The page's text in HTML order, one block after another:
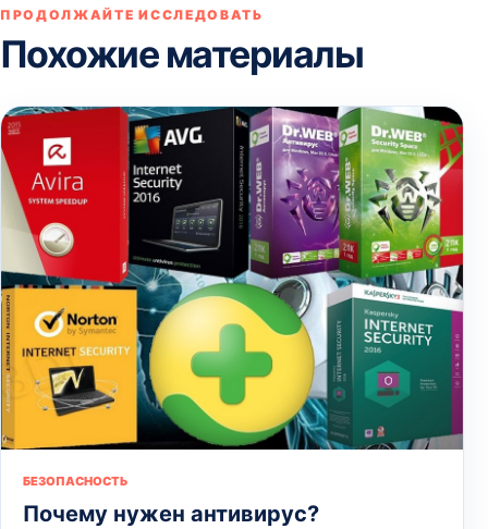
ПРОДОЛЖАЙТЕ ИССЛЕДОВАТЬ
Похожие материалы
БЕЗОПАСНОСТЬ
Почему нужен антивирус?